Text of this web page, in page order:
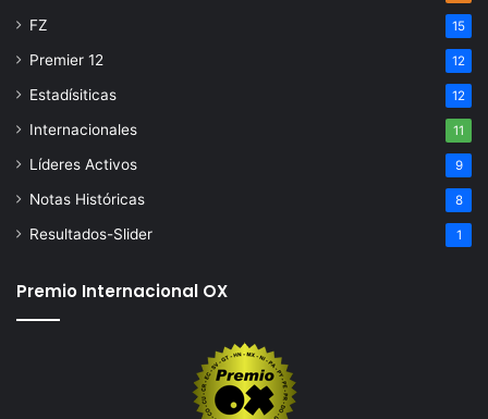
FZ 15
Premier 12 12
Estadísiticas 12
Internacionales 11
Líderes Activos 9
Notas Históricas 8
Resultados-Slider 1
Premio Internacional OX